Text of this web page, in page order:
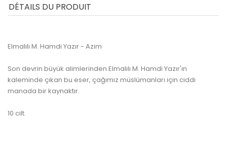
DÉTAILS DU PRODUIT
Elmalılı M. Hamdi Yazır - Azim
Son devrin büyük alimlerinden Elmalılı M. Hamdi Yazır'ın
kaleminde çıkan bu eser, çağımız müslümanları için ciddi
manada bir kaynaktır.
10 cilt.